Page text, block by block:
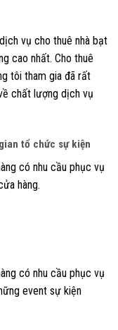
vụ cho thuê nhà bạt
cao nhất. Cho thuê
tôi tham gia đã rất
chất lượng dịch vụ
tổ chức sự kiện
có nhu cầu phục vụ
hàng.
có nhu cầu phục vụ
event sự kiện